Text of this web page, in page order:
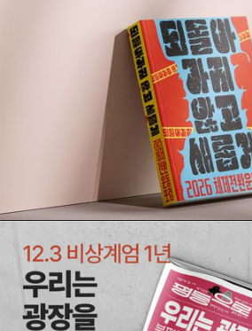
[자료집] 2026 체제전환운동포럼 |
새롭게!